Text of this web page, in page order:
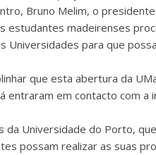
Bruno Melim, o
estudantes madeirenses
Universidades para que
que esta abertura da
entraram em contacto com a
da Universidade do Porto,
possam realizar as suas